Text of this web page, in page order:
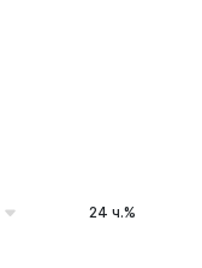
24 ч.%